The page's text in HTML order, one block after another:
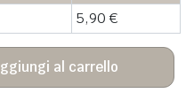
5,90 €
al carrello